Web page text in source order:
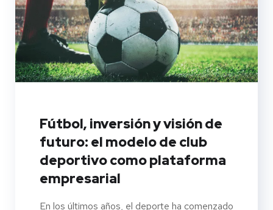
Fútbol, inversión y visión de
futuro: el modelo de club
deportivo como plataforma
empresarial
En los últimos años, el deporte ha comenzado